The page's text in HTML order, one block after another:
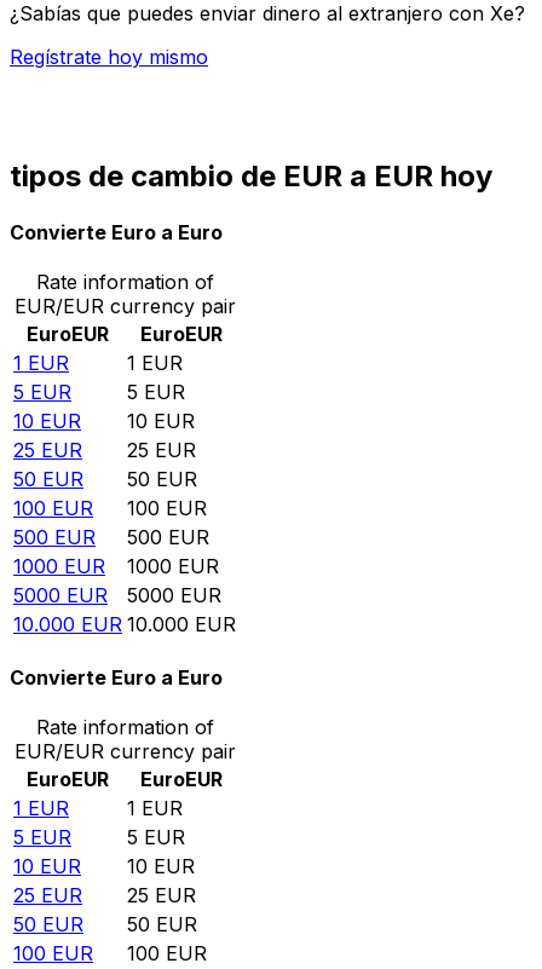
¿Sabías que puedes enviar dinero al extranjero con Xe?
Regístrate hoy mismo
tipos de cambio de EUR a EUR hoy
Convierte Euro a Euro
Rate information of
EUR/EUR currency pair
EuroEUR EuroEUR
1 EUR 1 EUR
5 EUR 5 EUR
10 EUR 10 EUR
25 EUR 25 EUR
50 EUR 50 EUR
100 EUR 100 EUR
500 EUR 500 EUR
1000 EUR 1000 EUR
5000 EUR 5000 EUR
10.000 EUR 10.000 EUR
Convierte Euro a Euro
Rate information of
EUR/EUR currency pair
EuroEUR EuroEUR
1 EUR 1 EUR
5 EUR 5 EUR
10 EUR 10 EUR
25 EUR 25 EUR
50 EUR 50 EUR
100 EUR 100 EUR